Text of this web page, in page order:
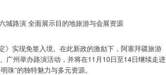
》实现免签入境。在此新政的激励下，阿塞拜疆旅游
广州举办路演活动，并将在11月10日至14日继续走进
珠”的独特魅力与多元资源。